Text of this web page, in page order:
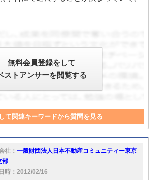
無料会員登録をして
ストアンサーを閲覧する
て関連キーワードから質問を見る
居者 返金 家 家賃 入居 特約
社： 一般財団法人日本不動産コミュニティー東京
部
時：2012/02/16